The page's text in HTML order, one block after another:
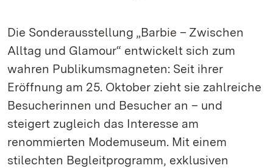
Die Sonderausstellung „Barbie – Zwischen
Alltag und Glamour“ entwickelt sich zum
wahren Publikumsmagneten: Seit ihrer
Eröffnung am 25. Oktober zieht sie zahlreiche
Besucherinnen und Besucher an – und
steigert zugleich das Interesse am
renommierten Modemuseum. Mit einem
stilechten Begleitprogramm, exklusiven